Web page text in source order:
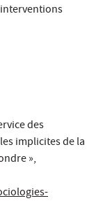
des
implicites de la
»,